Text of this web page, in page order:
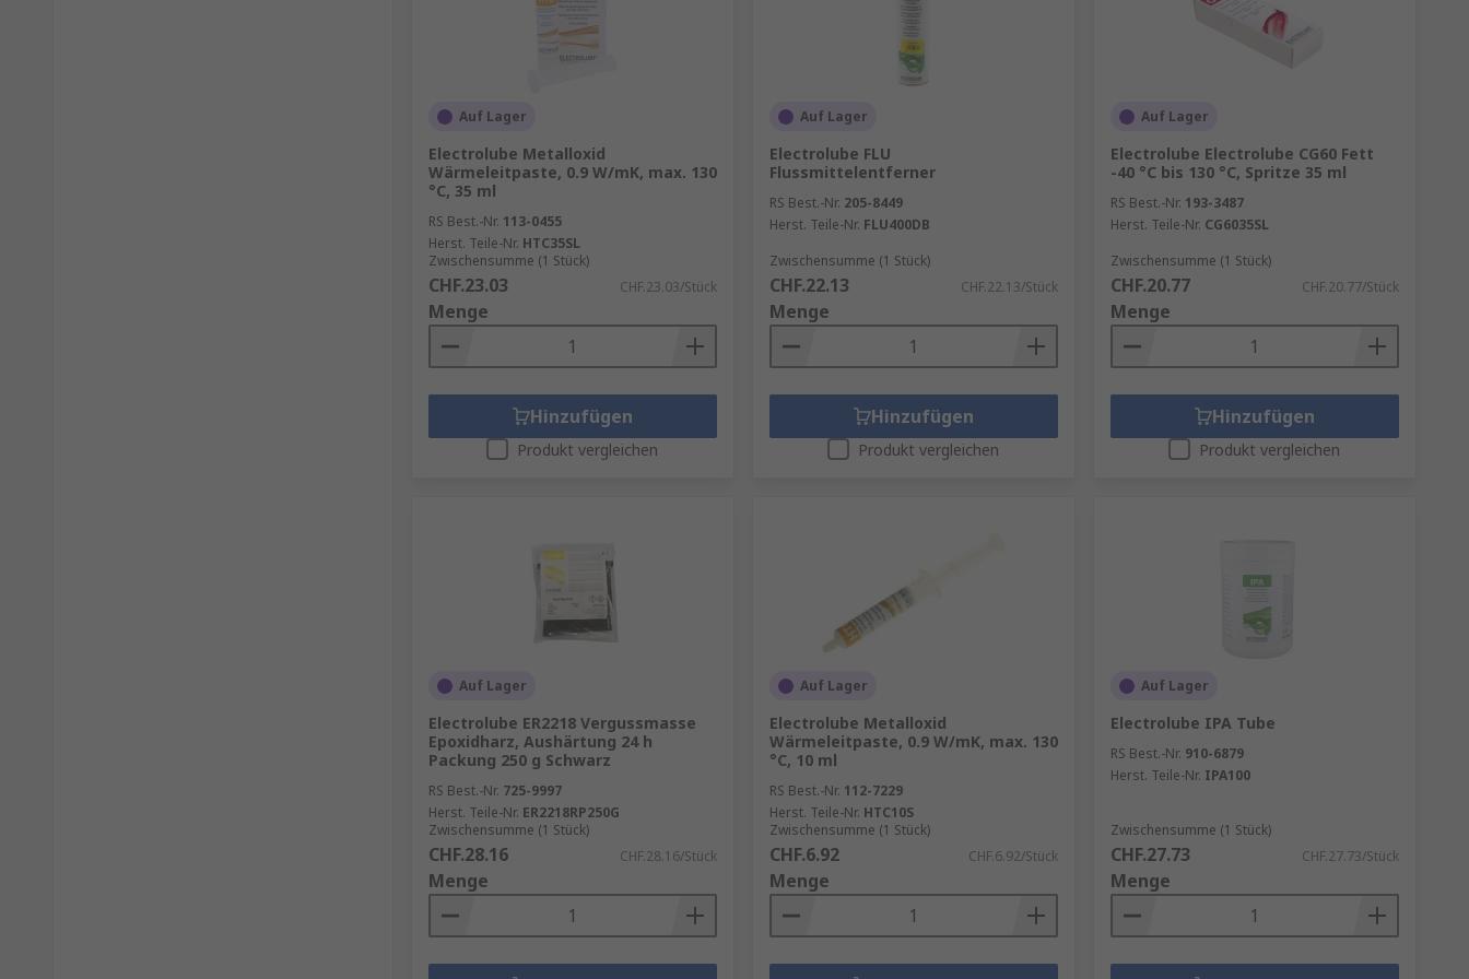
Auf Lager
Electrolube Metalloxid
Wärmeleitpaste, 0.9 W/mK, max. 130
°C, 35 ml
RS Best.-Nr. 113-0455
Herst. Teile-Nr. HTC35SL
Zwischensumme (1 Stück)
CHF.23.03 CHF.23.03/Stück
Menge
Hinzufügen
Produkt vergleichen
Auf Lager
Electrolube FLU
Flussmittelentferner
RS Best.-Nr. 205-8449
Herst. Teile-Nr. FLU400DB
Zwischensumme (1 Stück)
CHF.22.13 CHF.22.13/Stück
Menge
Hinzufügen
Produkt vergleichen
Auf Lager
Electrolube Electrolube CG60 Fett
-40 °C bis 130 °C, Spritze 35 ml
RS Best.-Nr. 193-3487
Herst. Teile-Nr. CG6035SL
Zwischensumme (1 Stück)
CHF.20.77 CHF.20.77/Stück
Menge
Hinzufügen
Produkt vergleichen
Auf Lager
Electrolube ER2218 Vergussmasse
Epoxidharz, Aushärtung 24 h
Packung 250 g Schwarz
RS Best.-Nr. 725-9997
Herst. Teile-Nr. ER2218RP250G
Zwischensumme (1 Stück)
CHF.28.16 CHF.28.16/Stück
Menge
Auf Lager
Electrolube Metalloxid
Wärmeleitpaste, 0.9 W/mK, max. 130
°C, 10 ml
RS Best.-Nr. 112-7229
Herst. Teile-Nr. HTC10S
Zwischensumme (1 Stück)
CHF.6.92 CHF.6.92/Stück
Menge
Auf Lager
Electrolube IPA Tube
RS Best.-Nr. 910-6879
Herst. Teile-Nr. IPA100
Zwischensumme (1 Stück)
CHF.27.73 CHF.27.73/Stück
Menge